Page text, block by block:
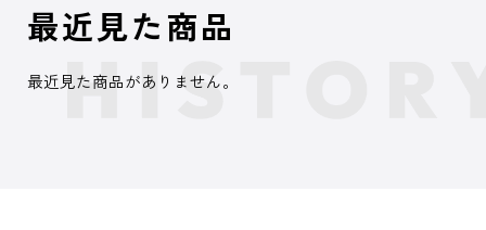
最近見た商品
最近見た商品がありません。